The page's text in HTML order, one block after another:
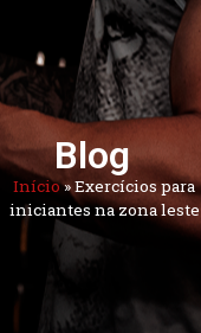
Blog
Início»Exercícios para
iniciantes na zona leste